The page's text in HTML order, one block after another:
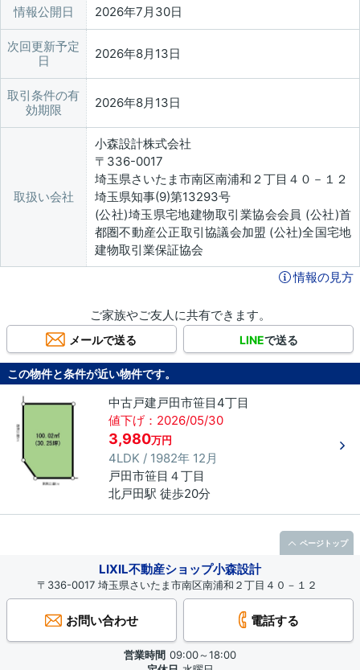
情報公開日 2026年7月30日
次回更新予定
日
2026年8月13日
取引条件の有
効期限
2026年8月13日
取扱い会社
小森設計株式会社
〒336-0017
埼玉県さいたま市南区南浦和２丁目４０－１２
埼玉県知事(9)第13293号
(公社)埼玉県宅地建物取引業協会会員 (公社)首
都圏不動産公正取引協議会加盟 (公社)全国宅地
建物取引業保証協会
情報の見方
ご家族やご友人に共有できます。
メールで送る LINEで送る
この物件と条件が近い物件です。
中古戸建戸田市笹目4丁目
値下げ：2026/05/30
3,980万円
4LDK / 1982年 12月
戸田市笹目 ４丁目
北戸田駅 徒歩20分
LIXIL不動産ショップ小森設計
〒336-0017 埼玉県さいたま市南区南浦和２丁目４０－１２
お問い合わせ 電話する
営業時間 09:00～18:00
ページトップ